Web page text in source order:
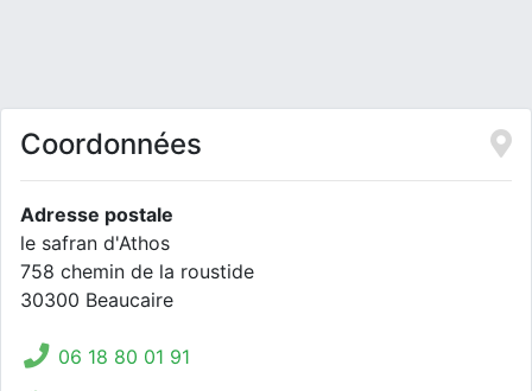
Coordonnées
Adresse postale
le safran d'Athos
758 chemin de la roustide
30300 Beaucaire
06 18 80 01 91